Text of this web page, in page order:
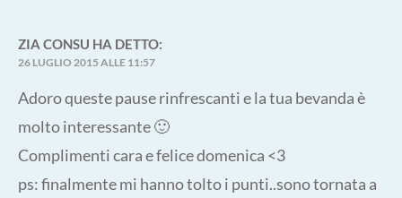
ZIA CONSU HA DETTO:
26 LUGLIO 2015 ALLE 11:57
Adoro queste pause rinfrescanti e la tua bevanda è
molto interessante 🙂
Complimenti cara e felice domenica <3
ps: finalmente mi hanno tolto i punti..sono tornata a